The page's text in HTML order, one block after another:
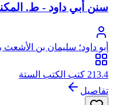
سنن أبي داود - ط.
أبو داود؛ سليمان بن
أبو داود
213.4 كتب الكتب الستة
تفاصيل